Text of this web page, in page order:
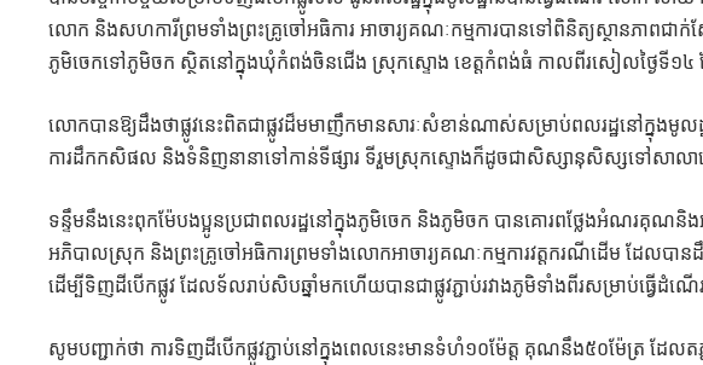
លោក និងសហការីព្រមទាំងព្រះគ្រូចៅអធិការ អាចារ្យគណៈកម្មការបានទៅពិនិត្យស្ថានភាពជា
ភូមិចេកទៅភូមិចក ស្ថិតនៅក្នុងឃុំកំពង់ចិនជើង ស្រុកស្ទោង ខេត្តកំពង់ធំ កាលពីរសៀលថ្ងៃទី១៤
លោកបានឱ្យដឹងថាផ្លូវនេះពិតជាផ្លូវដ៏មមាញឹកមានសារៈសំខាន់ណាស់សម្រាប់ពលរដ្ឋនៅក្នុងមូ
ការដឹកកសិផល និងទំនិញនានាទៅកាន់ទីផ្សារ ទីរួមស្រុកស្ទោងក៏ដូចជាសិស្សានុសិស្សទៅសាល
ទន្ទឹមនឹងនេះពុកម៉ែបងប្អូនប្រជាពលរដ្ឋនៅក្នុងភូមិចេក និងភូមិចក បានគោរពថ្លែងអំណរ
អភិបាលស្រុក និងព្រះគ្រូចៅអធិការព្រមទាំងលោកអាចារ្យគណៈកម្មការវត្តករណីដើម ដែលបាន
ដើម្បីទិញដីបើកផ្លូវ ដែលទ័លរាប់សិបឆ្នាំមកហើយបានជាផ្លូវភ្ជាប់រវាងភូមិទាំងពីរសម្រាប់ធ្វ
សូមបញ្ជាក់ថា ការទិញដីបើកផ្លូវភ្ជាប់នៅក្នុងពេលនេះមានទំហំ១០ម៉ែត្ត គុណនឹង៥០ម៉ែត្រ ដ